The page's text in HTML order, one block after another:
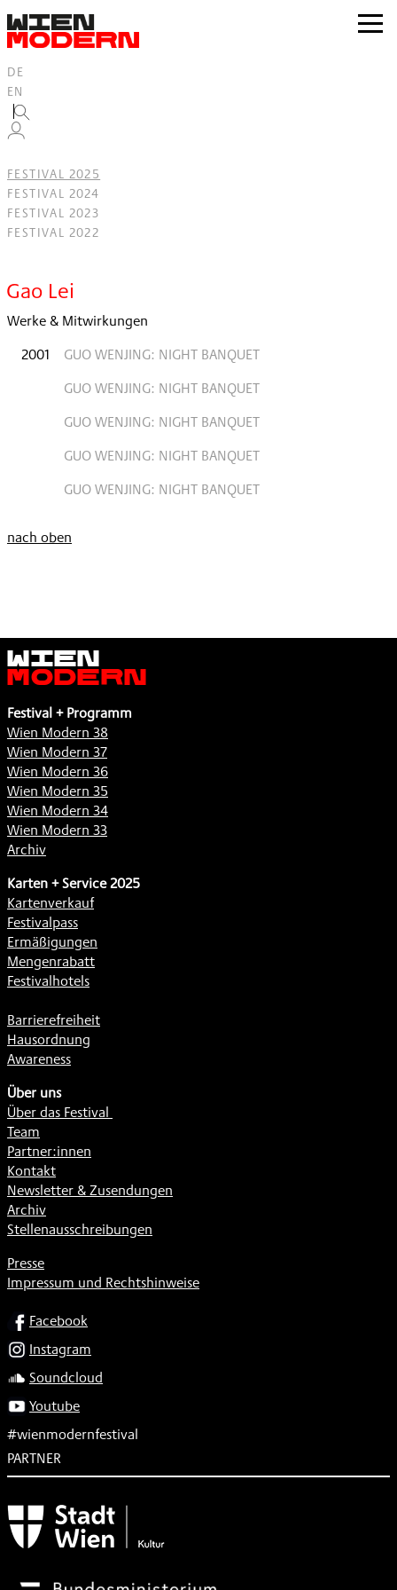
springen
zur
DE
EN
FESTIVAL 2025
FESTIVAL 2024
FESTIVAL 2023
FESTIVAL 2022
Gao Lei
Werke & Mitwirkungen
2001
GUO WENJING: NIGHT BANQUET
GUO WENJING: NIGHT BANQUET
GUO WENJING: NIGHT BANQUET
GUO WENJING: NIGHT BANQUET
GUO WENJING: NIGHT BANQUET
nach oben
Wien
Modern
Festival + Programm
Wien Modern 38
Wien Modern 37
Wien Modern 36
Wien Modern 35
Wien Modern 34
Wien Modern 33
Archiv
Karten + Service 2025
Kartenverkauf
Festivalpass
Ermäßigungen
Mengenrabatt
Festivalhotels
Barrierefreiheit
Hausordnung
Awareness
Über uns
Über das Festival
Team
Partner:innen
Kontakt
Newsletter & Zusendungen
Archiv
Stellenausschreibungen
Presse
Impressum und Rechtshinweise
SOCIALFacebook
Instagram
Soundcloud
Youtube
#wienmodernfestival
PARTNER
Subventionsgeber